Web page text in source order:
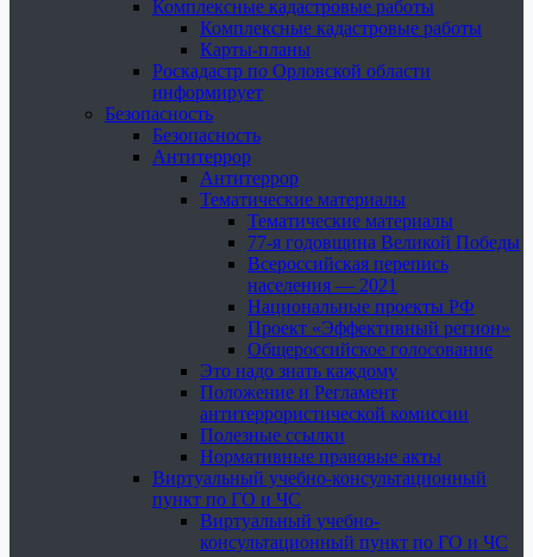
Комплексные кадастровые работы
Комплексные кадастровые работы
Карты-планы
Роскадастр по Орловской области
информирует
Безопасность
Безопасность
Антитеррор
Антитеррор
Тематические материалы
Тематические материалы
77-я годовщина Великой Победы
Всероссийская перепись
населения — 2021
Национальные проекты РФ
Проект «Эффективный регион»
Общероссийское голосование
Это надо знать каждому
Положение и Регламент
антитеррористической комиссии
Полезные ссылки
Нормативные правовые акты
Виртуальный учебно-консультационный
пункт по ГО и ЧС
Виртуальный учебно-
консультационный пункт по ГО и ЧС